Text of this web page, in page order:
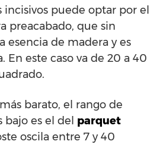
incisivos puede optar por el
preacabado, que sin
esencia de madera y es
En este caso va de 20 a 40
barato, el rango de
bajo es el del parquet
oscila entre 7 y 40